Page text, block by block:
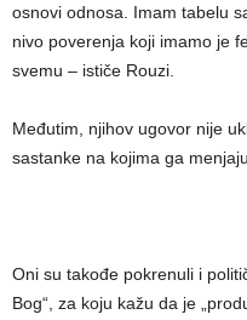
osnovi odnosa. Imam tabelu
nivo poverenja koji imamo je
svemu – ističe Rouzi.
Međutim, njihov ugovor nije
sastanke na kojima ga menjaju.
Oni su takođe pokrenuli i
Bog“, za koju kažu da je